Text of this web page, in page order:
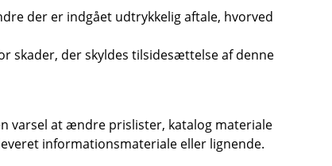
der er indgået udtrykkelig aftale, hvorved
skader, der skyldes tilsidesættelse af denne
varsel at ændre prislister, katalog materiale
informationsmateriale eller lignende.